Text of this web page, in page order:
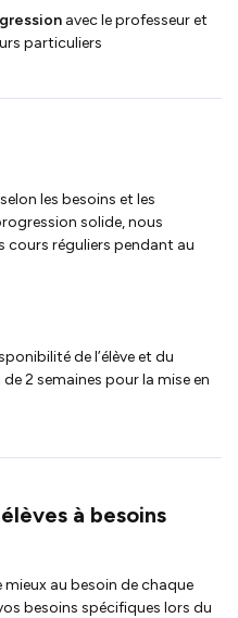
avec le professeur et
particuliers
les besoins et les
solide, nous
cours réguliers pendant au
de l’élève et du
2 semaines pour la mise en
à besoins
au besoin de chaque
besoins spécifiques lors du